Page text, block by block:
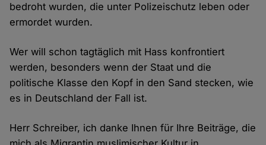
bedroht wurden, die unter Polizeischutz leben oder
ermordet wurden.
Wer will schon tagtäglich mit Hass konfrontiert
werden, besonders wenn der Staat und die
politische Klasse den Kopf in den Sand stecken, wie
es in Deutschland der Fall ist.
Herr Schreiber, ich danke Ihnen für Ihre Beiträge, die